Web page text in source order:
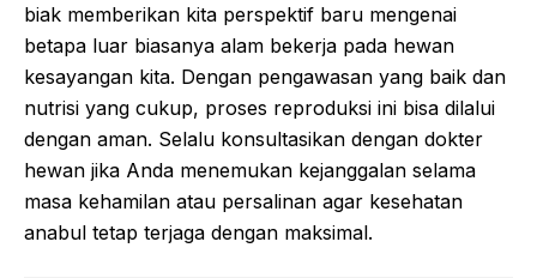
biak memberikan kita perspektif baru mengenai
betapa luar biasanya alam bekerja pada hewan
kesayangan kita. Dengan pengawasan yang baik dan
nutrisi yang cukup, proses reproduksi ini bisa dilalui
dengan aman. Selalu konsultasikan dengan dokter
hewan jika Anda menemukan kejanggalan selama
masa kehamilan atau persalinan agar kesehatan
anabul tetap terjaga dengan maksimal.